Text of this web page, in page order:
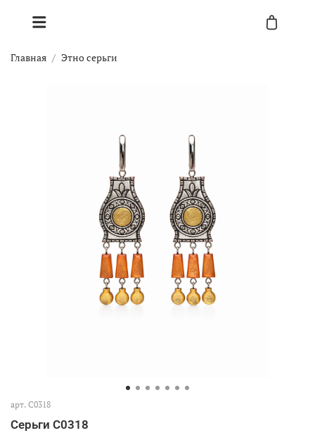
Главная Этно серьги
арт. С0318
Серьги С0318